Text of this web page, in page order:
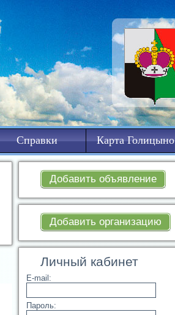
Справки Карта Голицыно
Добавить объявление
Добавить организацию
Личный кабинет
E-mail:
Пароль: